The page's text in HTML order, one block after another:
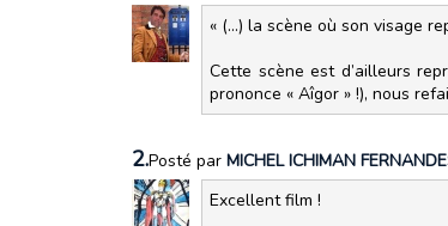
« (...) la scène où son visage
Cette scène est d’ailleurs
prononce « Aîgor » !), nous
2.Posté par MICHEL ICHIMAN
Excellent film !